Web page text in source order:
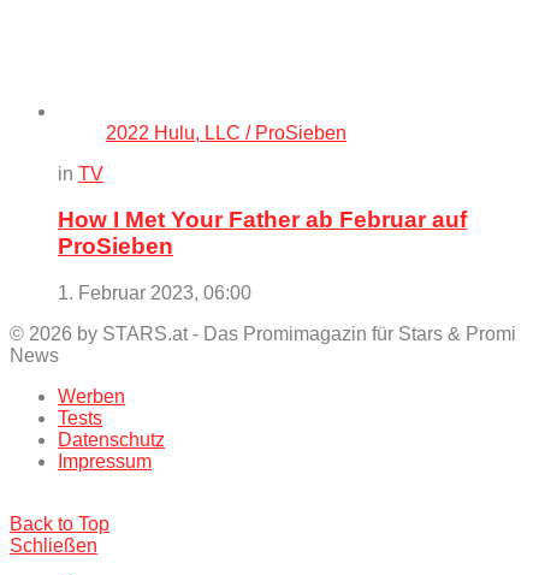
2022 Hulu, LLC / ProSieben
in TV
How I Met Your Father ab Februar auf
ProSieben
1. Februar 2023, 06:00
© 2026 by STARS.at - Das Promimagazin für Stars & Promi
News
Werben
Tests
Datenschutz
Impressum
Back to Top
Schließen